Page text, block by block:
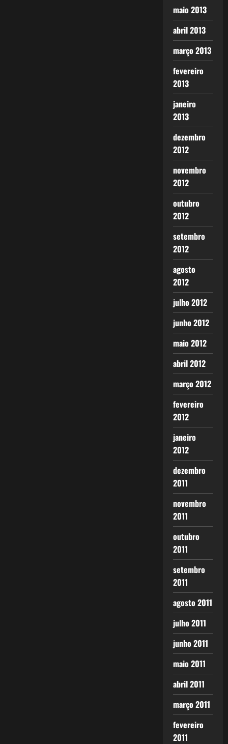
maio 2013
abril 2013
março 2013
fevereiro
2013
janeiro
2013
dezembro
2012
novembro
2012
outubro
2012
setembro
2012
agosto
2012
julho 2012
junho 2012
maio 2012
abril 2012
março 2012
fevereiro
2012
janeiro
2012
dezembro
2011
novembro
2011
outubro
2011
setembro
2011
agosto 2011
julho 2011
junho 2011
maio 2011
abril 2011
março 2011
fevereiro
2011